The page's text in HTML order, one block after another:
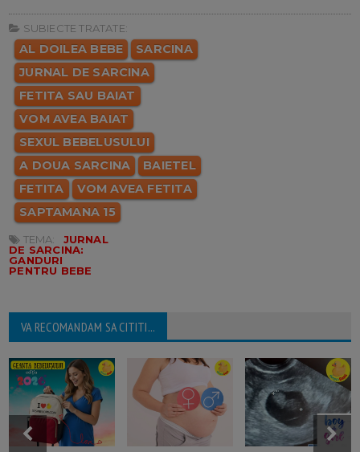
SUBIECTE TRATATE:
AL DOILEA BEBE
SARCINA
JURNAL DE SARCINA
FETITA SAU BAIAT
VOM AVEA BAIAT
SEXUL BEBELUSULUI
A DOUA SARCINA
BAIETEL
FETITA
VOM AVEA FETITA
SAPTAMANA 15
TEMA:
JURNAL
DE SARCINA:
GANDURI
PENTRU BEBE
VA RECOMANDAM SA CITITI...